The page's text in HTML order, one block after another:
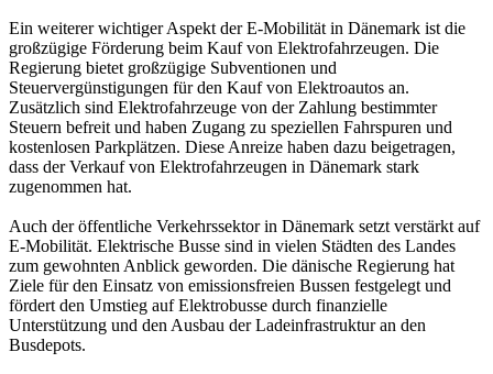
Ein weiterer wichtiger Aspekt der E-Mobilität in Dänemark ist die
großzügige Förderung beim Kauf von Elektrofahrzeugen. Die
Regierung bietet großzügige Subventionen und
Steuervergünstigungen für den Kauf von Elektroautos an.
Zusätzlich sind Elektrofahrzeuge von der Zahlung bestimmter
Steuern befreit und haben Zugang zu speziellen Fahrspuren und
kostenlosen Parkplätzen. Diese Anreize haben dazu beigetragen,
dass der Verkauf von Elektrofahrzeugen in Dänemark stark
zugenommen hat.
Auch der öffentliche Verkehrssektor in Dänemark setzt verstärkt auf
E-Mobilität. Elektrische Busse sind in vielen Städten des Landes
zum gewohnten Anblick geworden. Die dänische Regierung hat
Ziele für den Einsatz von emissionsfreien Bussen festgelegt und
fördert den Umstieg auf Elektrobusse durch finanzielle
Unterstützung und den Ausbau der Ladeinfrastruktur an den
Busdepots.